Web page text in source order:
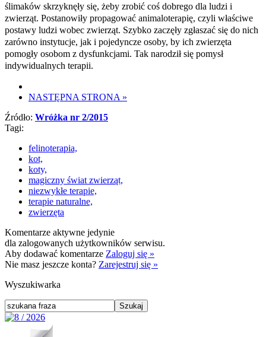
ślimaków skrzyknęły się, żeby zrobić coś dobrego dla ludzi i
zwierząt. Postanowiły propagować animaloterapię, czyli właściwe
postawy ludzi wobec zwierząt. Szybko zaczęły zgłaszać się do nich
zarówno instytucje, jak i pojedyncze osoby, by ich zwierzęta
pomogły osobom z dysfunkcjami. Tak narodził się pomysł
indywidualnych terapii.
NASTĘPNA STRONA »
Źródło: Wróżka nr 2/2015
Tagi:
felinoterapia,
kot,
koty,
magiczny świat zwierząt,
niezwykłe terapie,
terapie naturalne,
zwierzęta
Komentarze aktywne jedynie
dla zalogowanych użytkowników serwisu.
Aby dodawać komentarze Zaloguj się »
Nie masz jeszcze konta? Zarejestruj się »
Wyszukiwarka